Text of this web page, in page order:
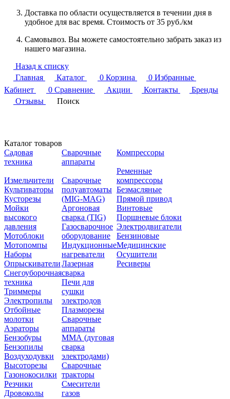
Доставка по области осуществляется в течении дня в
удобное для вас время. Стоимость от 35 руб./км
Самовывоз. Вы можете самостоятельно забрать заказ из
нашего магазина.
Назад к списку
Главная
Каталог 0 Корзина 0 Избранные
Кабинет
0 Сравнение Акции Контакты
Бренды
Отзывы
Поиск
Каталог товаров
Садовая
техника
Измельчители
Культиваторы
Кусторезы
Мойки
высокого
давления
Мотоблоки
Мотопомпы
Наборы
Опрыскиватели
Снегоуборочная
техника
Триммеры
Электропилы
Отбойные
молотки
Аэраторы
Бензобуры
Бензопилы
Воздуходувки
Высоторезы
Газонокосилки
Резчики
Дровоколы
Сварочные
аппараты
Сварочные
полуавтоматы
(MIG-MAG)
Аргоновая
сварка (TIG)
Газосварочное
оборудование
Индукционные
нагреватели
Лазерная
сварка
Печи для
сушки
электродов
Плазморезы
Сварочные
аппараты
ММА (дуговая
сварка
электродами)
Сварочные
тракторы
Смесители
газов
Компрессоры
Ременные
компрессоры
Безмасляные
Прямой привод
Винтовые
Поршневые блоки
Электродвигатели
Бензиновые
Медицинские
Осушители
Ресиверы